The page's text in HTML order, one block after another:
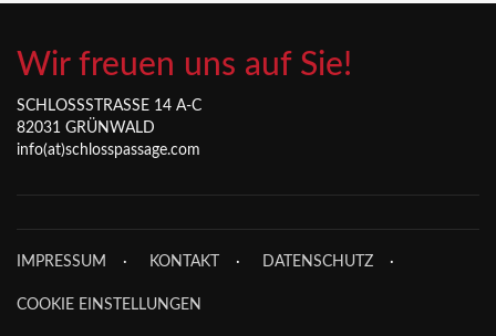
Wir freuen uns auf Sie!
SCHLOSSSTRASSE 14 A-C
82031 GRÜNWALD
info(at)schlosspassage.com
IMPRESSUM KONTAKT DATENSCHUTZ
COOKIE EINSTELLUNGEN